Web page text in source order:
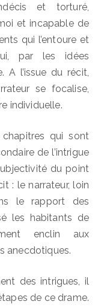
et torturé,
et incapable de
qui l’entoure et
par les idées
A l’issue du récit,
se focalise,
individuelle.
qui sont
de l’intrigue
du point
: le narrateur, loin
le rapport des
les habitants de
enclin aux
anecdotiques.
des intrigues, il
de ce drame.